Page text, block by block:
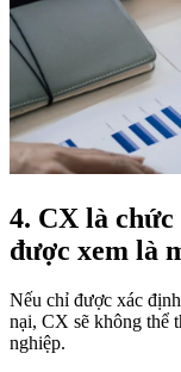
4. CX là
được xem là
Nếu chỉ được xác
nại, CX sẽ không thể
nghiệp.